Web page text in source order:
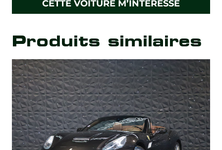
CETTE VOITURE M’INTÉRESSE
Produits similaires